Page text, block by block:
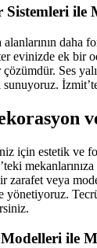
ile
alanlarının
evinizde ek bir
Ses
için estetik ve
zarafet veya
yönetiyoruz.
ile